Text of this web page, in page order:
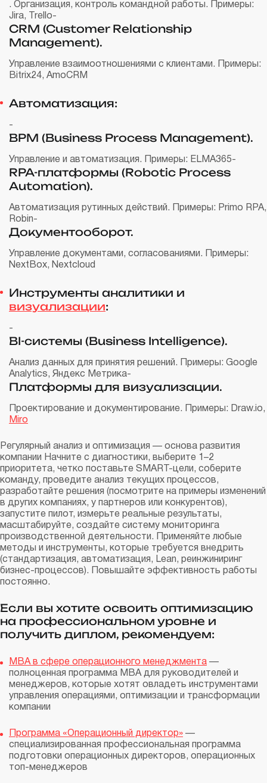
. Организация, контроль командной работы. Примеры:
Jira, Trello-
CRM (Customer Relationship
Management).
Управление взаимоотношениями с клиентами. Примеры:
Bitrix24, AmoCRM
Автоматизация:
-
BPM (Business Process Management).
Управление и автоматизация. Примеры: ELMA365-
RPA-платформы (Robotic Process
Automation).
Автоматизация рутинных действий. Примеры: Primo RPA,
Robin-
Документооборот.
Управление документами, согласованиями. Примеры:
NextBox, Nextcloud
Инструменты аналитики и
визуализации:
-
BI-системы (Business Intelligence).
Анализ данных для принятия решений. Примеры: Google
Analytics, Яндекс Метрика-
Платформы для визуализации.
Проектирование и документирование. Примеры: Draw.io,
Miro
Регулярный анализ и оптимизация — основа развития
компании Начните с диагностики, выберите 1–2
приоритета, четко поставьте SMART-цели, соберите
команду, проведите анализ текущих процессов,
разработайте решения (посмотрите на примеры изменений
в других компаниях, у партнеров или конкурентов),
запустите пилот, измерьте реальные результаты,
масштабируйте, создайте систему мониторинга
производственной деятельности. Применяйте любые
методы и инструменты, которые требуется внедрить
(стандартизация, автоматизация, Lean, реинжиниринг
бизнес-процессов). Повышайте эффективность работы
постоянно.
Если вы хотите освоить оптимизацию
на профессиональном уровне и
получить диплом, рекомендуем:
MBA в сфере операционного менеджмента —
полноценная программа МВА для руководителей и
менеджеров, которые хотят овладеть инструментами
управления операциями, оптимизации и трансформации
компании
Программа «Операционный директор» —
специализированная профессиональная программа
подготовки операционных директоров, операционных
топ-менеджеров